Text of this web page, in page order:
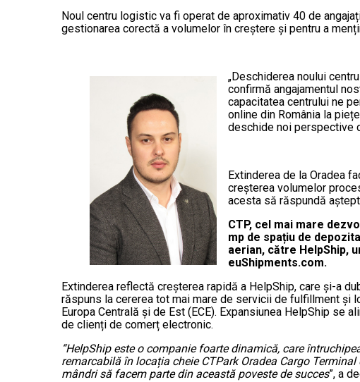
Noul centru logistic va fi operat de aproximativ 40 de
gestionarea corectă a volumelor în creștere și pentru a
„Deschiderea noului
confirmă angajamentul
capacitatea centrului ne
online din România la
deschide noi perspective
Extinderea de la Oradea
creșterea volumelor
acesta să răspundă
CTP, cel mai mare
mp de spațiu de
aerian, către HelpShip,
euShipments.com.
Extinderea reflectă creșterea rapidă a HelpShip, care și-a
răspuns la cererea tot mai mare de servicii de fulfillment și
Europa Centrală și de Est (ECE). Expansiunea HelpShip
de clienți de comerț electronic.
“HelpShip este o companie foarte dinamică, care
remarcabilă în locația cheie CTPark Oradea Cargo
mândri să facem parte din această poveste de succes”, a